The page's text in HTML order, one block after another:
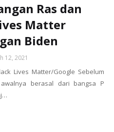
Ras dan
Matter
Biden
12, 2021
Lives Matter/Google Sebelum
berasal dari bangsa P